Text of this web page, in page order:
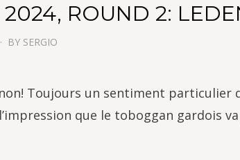
2024, ROUND 2:
BY SERGIO
Toujours un sentiment
que le toboggan gardois